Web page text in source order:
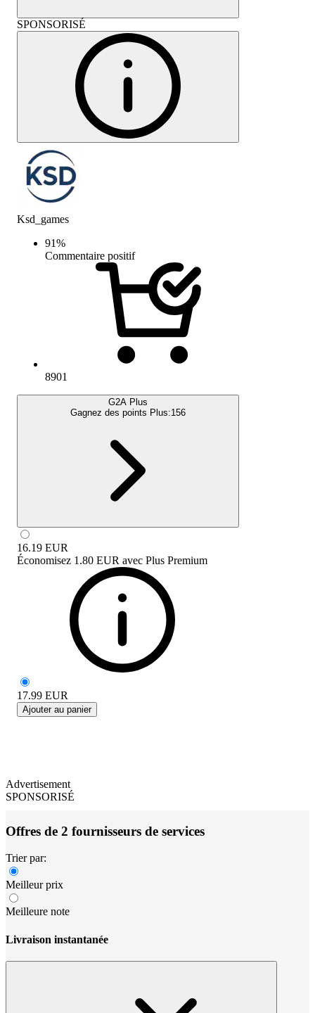
SPONSORISÉ
Ksd_games
91%
Commentaire positif
8901
G2A Plus
Gagnez des points Plus:156
16.19 EUR
Économisez 1.80 EUR avec Plus Premium
17.99 EUR
Ajouter au panier
Advertisement
SPONSORISÉ
Offres de 2 fournisseurs de services
Trier par:
Meilleur prix
Meilleure note
Livraison instantanée